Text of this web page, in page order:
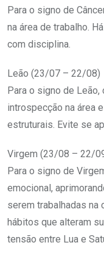
Para o signo de
na área de trabalho.
com disciplina.
Leão (23/07 – 22/08)
Para o signo de
introspecção na área
estruturais. Evite se
Virgem (23/08 – 22/
Para o signo de
emocional,
serem trabalhadas na
hábitos que alteram
tensão entre Lua e